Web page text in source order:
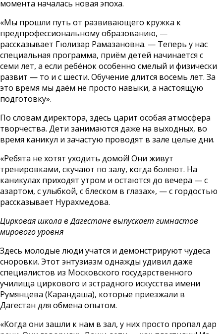
момента началась новая эпоха.
«Мы прошли путь от развивающего кружка к
предпрофессиональному образованию, —
рассказывает Гюлизар Рамазановна. — Теперь у нас
специальная программа, приём детей начинается с
семи лет, а если ребёнок особенно смелый и физически
развит — то и с шести. Обучение длится восемь лет. За
это время мы даём не просто навыки, а настоящую
подготовку».
По словам директора, здесь царит особая атмосфера
творчества. Дети занимаются даже на выходных, во
время каникул и зачастую проводят в зале целые дни.
«Ребята не хотят уходить домой! Они живут
тренировками, скучают по залу, когда болеют. На
каникулах приходят утром и остаются до вечера — с
азартом, с улыбкой, с блеском в глазах», — с гордостью
рассказывает Нурахмедова.
Цирковая школа в Дагестане выпускает гимнастов
мирового уровня
Здесь молодые люди учатся и демонстрируют чудеса
сноровки. Этот энтузиазм однажды удивил даже
специалистов из Московского государственного
училища циркового и эстрадного искусства имени
Румянцева (Карандаша), которые приезжали в
Дагестан для обмена опытом.
«Когда они зашли к нам в зал, у них просто пропал дар